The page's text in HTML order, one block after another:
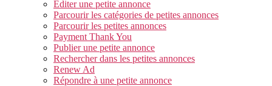
Editer une petite annonce
Parcourir les catégories de petites annonces
Parcourir les petites annonces
Payment Thank You
Publier une petite annonce
Rechercher dans les petites annonces
Renew Ad
Répondre à une petite annonce